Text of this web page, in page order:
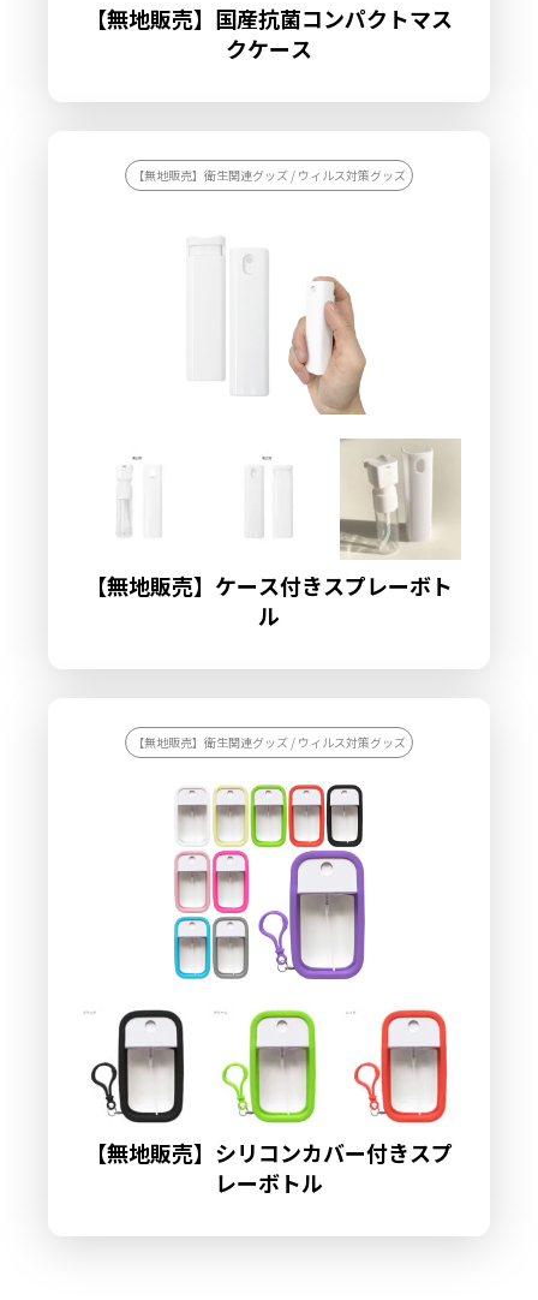
【無地販売】国産抗菌コンパクトマス
クケース
【無地販売】衛生関連グッズ / ウィルス対策グッズ
【無地販売】ケース付きスプレーボト
ル
【無地販売】衛生関連グッズ / ウィルス対策グッズ
【無地販売】シリコンカバー付きスプ
レーボトル